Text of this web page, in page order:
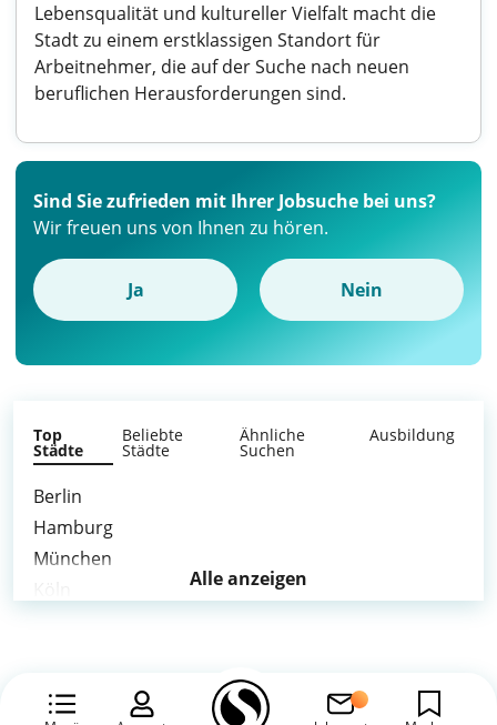
Lebensqualität und kultureller Vielfalt macht die
Stadt zu einem erstklassigen Standort für
Arbeitnehmer, die auf der Suche nach neuen
beruflichen Herausforderungen sind.
Sind Sie zufrieden mit Ihrer Jobsuche bei uns?
Wir freuen uns von Ihnen zu hören.
Ja Nein
Top
Städte
Beliebte
Städte
Ähnliche
Suchen
Ausbildung
Berlin
Hamburg
München
Dortmund
Alle anzeigen